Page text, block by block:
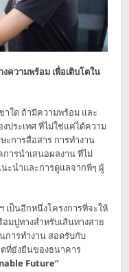
ความพร้อม เพื่อเติบโตใน
ใด ถ้ามีความพร้อม และ
ประเทศ ที่ไม่ใช่แค่ได้ความ
ะการสื่อสาร การทำงาน
ารนำเสนอผลงาน ที่ไม่
นะนำและการดูแลจากพี่ๆ ผู้
เป็นอีกหนึ่งโครงการที่จะให้
มปูทางสำหรับเส้นทางสาย
การทำงาน สอดรับกับ
ที่ยั่งยืนของธนาคาร
Future”